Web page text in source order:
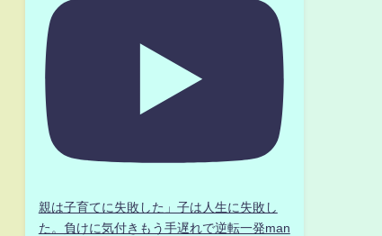
親は子育てに失敗した」子は人生に失敗し
た。負けに気付きもう手遅れで逆転一発man